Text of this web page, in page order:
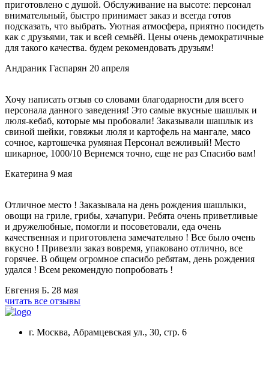
приготовлено с душой. Обслуживание на высоте: персонал
внимательный, быстро принимает заказ и всегда готов
подсказать, что выбрать. Уютная атмосфера, приятно посидеть
как с друзьями, так и всей семьёй. Цены очень демократичные
для такого качества. будем рекомендовать друзьям!
Андраник Гаспарян 20 апреля
Хочу написать отзыв со словами благодарности для всего
персонала данного заведения! Это самые вкусные шашлык и
люля-кебаб, которые мы пробовали! Заказывали шашлык из
свиной шейки, говяжьи люля и картофель на мангале, мясо
сочное, картошечка румяная Персонал вежливый! Место
шикарное, 1000/10 Вернемся точно, еще не раз Спасибо вам!
Екатерина 9 мая
Отличное место ! Заказывала на день рождения шашлыки,
овощи на гриле, грибы, хачапури. Ребята очень приветливые
и дружелюбные, помогли и посоветовали, еда очень
качественная и приготовлена замечательно ! Все было очень
вкусно ! Привезли заказ вовремя, упаковано отлично, все
горячее. В общем огромное спасибо ребятам, день рождения
удался ! Всем рекомендую попробовать !
Евгения Б. 28 мая
читать все отзывы
г. Москва, Абрамцевская ул., 30, стр. 6